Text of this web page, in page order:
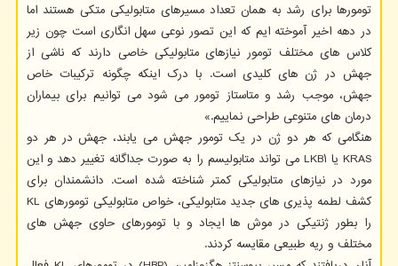
تومورها برای رشد به همان تعداد مسیرهای متابولیکی متکی هستند اما
در دهه اخیر آموخته ایم که این تصور نوعی سهل انگاری است چون زیر
کلاس های مختلف تومور نیازهای متابولیکی خاصی دارند که ناشی از
جهش در ژن های کلیدی است. با درک اینکه چگونه ترکیبات خاص
جهش، موجب رشد و متاستاز تومور می شود می توانیم برای بیماران
درمان های متنوعی طراحی نماییم.»
هنگامی که هر دو ژن در یک تومور جهش می یابند، جهش در هر دو
KRAS یا LKB۱ می تواند متابولیسم را به صورت جداگانه تغییر دهد و این
مورد در نیازهای متابولیکی کمتر شناخته شده است. دانشمندان برای
کشف لطمه پذیری های جدید متابولیکی، خواص متابولیکی تومورهای KL
را بطور ژنتیکی در موش ها ایجاد و با تومورهای حاوی جهش های
مختلف و ریه طبیعی مقایسه کردند.